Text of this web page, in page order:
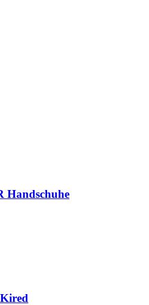
Handschuhe